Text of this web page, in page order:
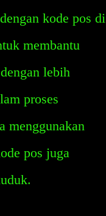
kode pos di
membantu
lebih
proses
menggunakan
pos juga